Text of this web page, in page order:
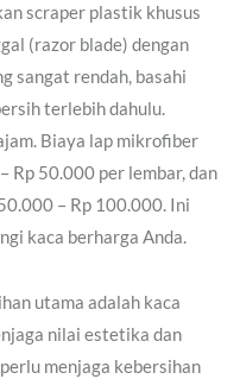
scraper plastik khusus
(razor blade) dengan
sangat rendah, basahi
terlebih dahulu.
Biaya lap mikrofiber
Rp 50.000 per lembar, dan
– Rp 100.000. Ini
kaca berharga Anda.
utama adalah kaca
nilai estetika dan
menjaga kebersihan